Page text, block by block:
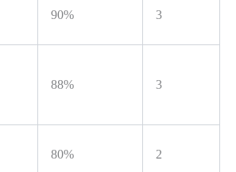
90% 3
88% 3
80% 2